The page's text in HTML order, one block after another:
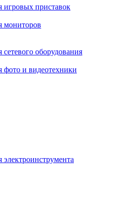
игровых приставок
мониторов
оборудования
фото и видеотехники